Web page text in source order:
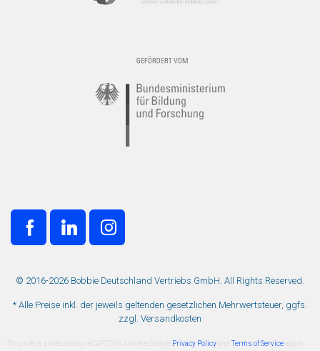
© 2016-2026 Bobbie Deutschland Vertriebs GmbH. All Rights Reserved.
* Alle Preise inkl. der jeweils geltenden gesetzlichen Mehrwertsteuer, ggfs.
zzgl. Versandkosten
This site is protected by reCAPTCHA and the Google Privacy Policy andTerms of Service apply.